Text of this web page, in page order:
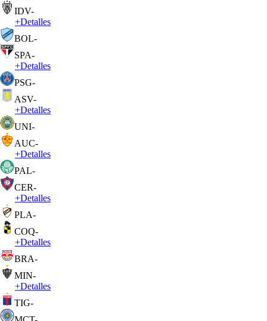
IDV-
+Detalles
BOL-
SPA-
+Detalles
PSG-
ASV-
+Detalles
UNI-
AUC-
+Detalles
PAL-
CER-
+Detalles
PLA-
COQ-
+Detalles
BRA-
MIN-
+Detalles
TIG-